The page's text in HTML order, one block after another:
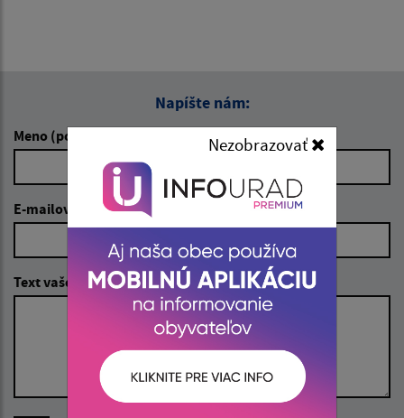
Napíšte nám:
Meno (povinné)
E-mailová adresa (povinné)
Text vašej správy (povinné)
Nezobrazovať